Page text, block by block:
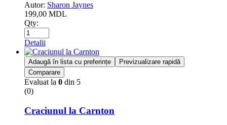
Autor: Sharon Jaynes
199,00 MDL
Qty:
Detalii
Adaugă în lista cu preferințe
Previzualizare rapidă
Comparare
Evaluat la 0 din 5
(0)
Craciunul la Carnton